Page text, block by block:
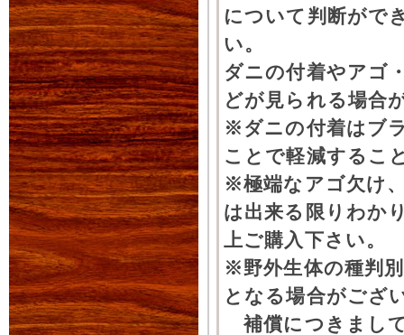
について判断がで
い。
ダニの付着やアゴ
どが見られる場合
※ダニの付着はブ
ことで軽減するこ
※極端なアゴ欠け
は出来る限りわか
上ご購入下さい。
※野外生体の種判
となる場合がござ
補償につきまし